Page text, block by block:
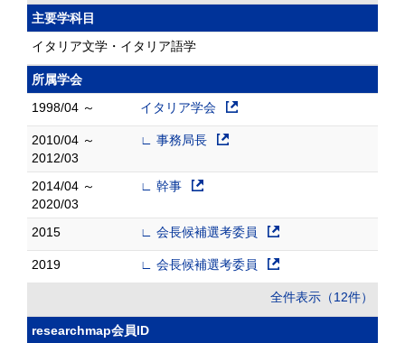
主要学科目
イタリア文学・イタリア語学
所属学会
1998/04 ～
イタリア学会
2010/04 ～
2012/03
∟ 事務局長
2014/04 ～
2020/03
∟ 幹事
2015 ∟ 会長候補選考委員
2019 ∟ 会長候補選考委員
全件表示（12件）
researchmap会員ID